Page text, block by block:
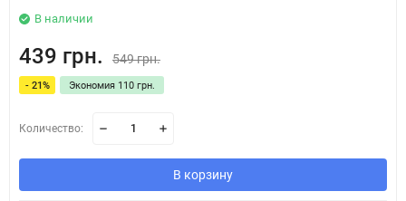
В наличии
439 грн. 549 грн.
- 21% Экономия 110 грн.
Количество:
В корзину